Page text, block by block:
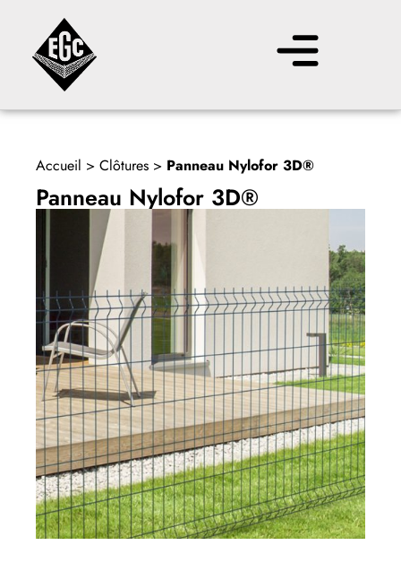
Accueil > Clôtures > Panneau Nylofor 3D®
Panneau Nylofor 3D®